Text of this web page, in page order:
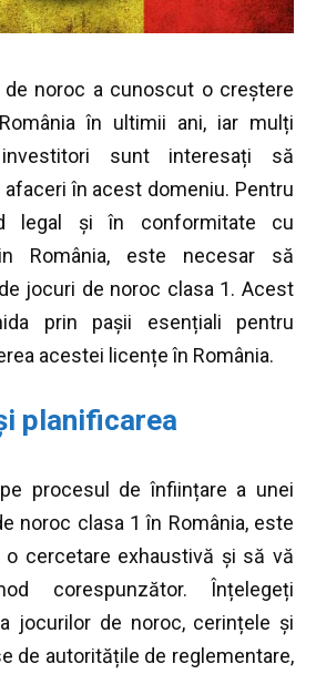
noroc a cunoscut o creștere
în ultimii ani, iar mulți
sunt interesați să
în acest domeniu. Pentru
legal și în conformitate cu
România, este necesar să
jocuri de noroc clasa 1. Acest
prin pașii esențiali pentru
acestei licențe în România.
planificarea
procesul de înființare a unei
noroc clasa 1 în România, este
cercetare exhaustivă și să vă
corespunzător. Înțelegeți
jocurilor de noroc, cerințele și
de autoritățile de reglementare,